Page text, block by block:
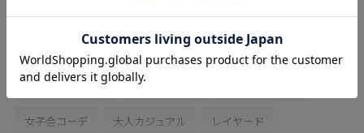
初春コーデ 春コーデ 初夏コーデ 初秋コーデ
秋コーデ 初冬コーデ 冬コーデ お仕事コーデ
授業参観日コーデ デートコーデ
女子会コーデ 大人カジュアル レイヤード